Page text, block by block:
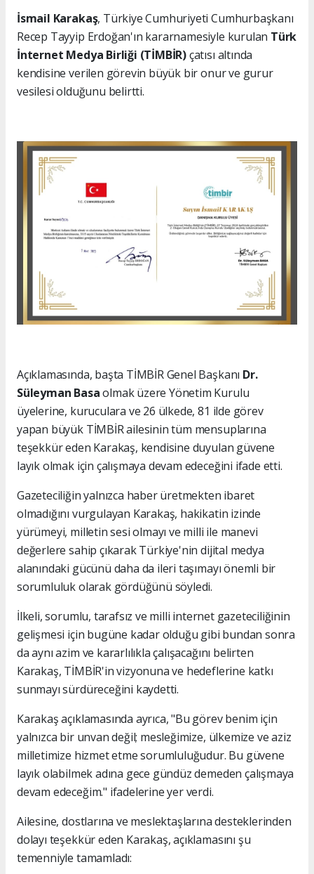
İsmail Karakaş, Türkiye Cumhuriyeti Cumhurbaşkanı
Recep Tayyip Erdoğan'ın kararnamesiyle kurulan Türk
İnternet Medya Birliği (TİMBİR)çatısı altında
kendisine verilen görevin büyük bir onur ve gurur
vesilesi olduğunu belirtti.
Açıklamasında, başta TİMBİR Genel Başkanı Dr.
Süleyman Basaolmak üzere Yönetim Kurulu
üyelerine, kuruculara ve 26 ülkede, 81 ilde görev
yapan büyük TİMBİR ailesinin tüm mensuplarına
teşekkür eden Karakaş, kendisine duyulan güvene
layık olmak için çalışmaya devam edeceğini ifade etti.
Gazeteciliğin yalnızca haber üretmekten ibaret
olmadığını vurgulayan Karakaş, hakikatin izinde
yürümeyi, milletin sesi olmayı ve milli ile manevi
değerlere sahip çıkarak Türkiye'nin dijital medya
alanındaki gücünü daha da ileri taşımayı önemli bir
sorumluluk olarak gördüğünü söyledi.
İlkeli, sorumlu, tarafsız ve milli internet gazeteciliğinin
gelişmesi için bugüne kadar olduğu gibi bundan sonra
da aynı azim ve kararlılıkla çalışacağını belirten
Karakaş, TİMBİR'in vizyonuna ve hedeflerine katkı
sunmayı sürdüreceğini kaydetti.
Karakaş açıklamasında ayrıca, "Bu görev benim için
yalnızca bir unvan değil; mesleğimize, ülkemize ve aziz
milletimize hizmet etme sorumluluğudur. Bu güvene
layık olabilmek adına gece gündüz demeden çalışmaya
devam edeceğim." ifadelerine yer verdi.
Ailesine, dostlarına ve meslektaşlarına desteklerinden
dolayı teşekkür eden Karakaş, açıklamasını şu
temenniyle tamamladı: